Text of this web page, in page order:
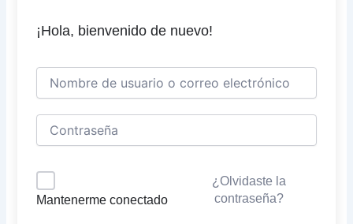
¡Hola, bienvenido de nuevo!
Mantenerme conectado
¿Olvidaste la
contraseña?